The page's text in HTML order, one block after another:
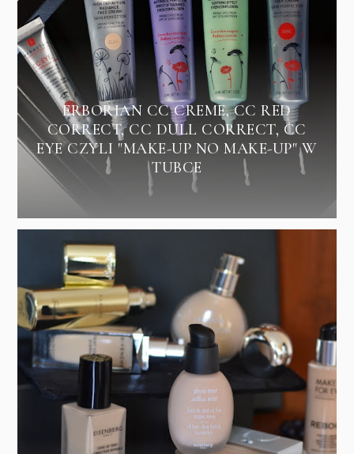
ERBORIAN CC CREME, CC RED
CORRECT, CC DULL CORRECT, CC
EYE CZYLI "MAKE-UP NO MAKE-UP" W
TUBCE